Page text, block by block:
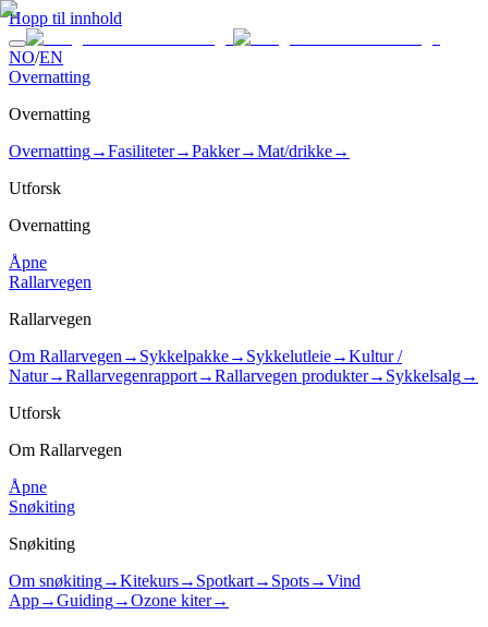
Hopp til innhold
NO/EN
Overnatting
Overnatting
Overnatting→Fasiliteter→Pakker→Mat/drikke→
Utforsk
Overnatting
Åpne
Rallarvegen
Rallarvegen
Om Rallarvegen → Sykkelpakke→ Sykkelutleie→Kultur /
Natur→Rallarvegenrapport→Rallarvegen produkter→ Sykkelsalg→
Utforsk
Om Rallarvegen
Åpne
Snøkiting
Snøkiting
Om snøkiting→Kitekurs→ Spotkart→ Spots→Vind
App→Guiding→Ozone kiter→